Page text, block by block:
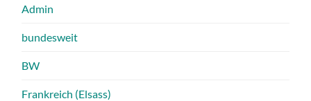
Admin
bundesweit
BW
Frankreich (Elsass)